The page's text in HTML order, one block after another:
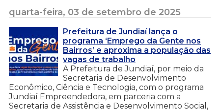
quarta-feira, 03 de setembro de 2025
Prefeitura de Jundiaí lança o
programa ‘Emprego da Gente nos
Bairros’ e aproxima a população das
vagas de trabalho
A Prefeitura de Jundiaí, por meio da
Secretaria de Desenvolvimento
Econômico, Ciência e Tecnologia, com o programa
Jundiaí Empreendedora, em parceria com a
Secretaria de Assistência e Desenvolvimento Social,